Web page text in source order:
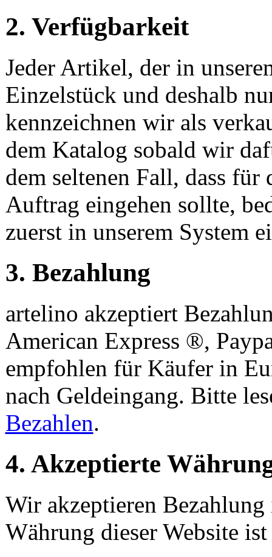
2. Verfügbarkeit
Jeder Artikel, der in
Einzelstück und deshalb
kennzeichnen wir als
dem Katalog sobald wir
dem seltenen Fall, dass
Auftrag eingehen sollte,
zuerst in unserem System
3. Bezahlung
artelino akzeptiert
American Express ®,
empfohlen für Käufer in
nach Geldeingang. Bitte
Bezahlen.
4. Akzeptierte
Wir akzeptieren
Währung dieser Website